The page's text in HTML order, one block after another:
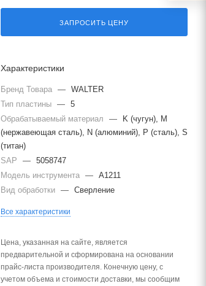
ЗАПРОСИТЬ ЦЕНУ
Характеристики
Бренд Товара — WALTER
Тип пластины — 5
Обрабатываемый материал
—
K (чугун), M
(нержавеющая сталь), N (алюминий), P (сталь), S
(титан)
SAP
— 5058747
Модель инструмента — A1211
Вид обработки — Сверление
Все характеристики
Цена, указанная на сайте, является
предварительной и сформирована на основании
прайс-листа производителя. Конечную цену, с
учетом объема и стоимости доставки, мы сообщим